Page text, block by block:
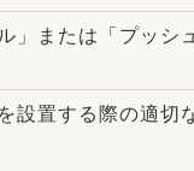
」または「プッシ
設置する際の適切